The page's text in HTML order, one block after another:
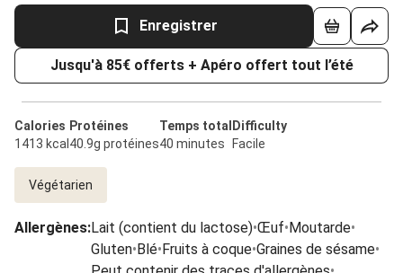
Enregistrer
Jusqu'à 85€ offerts + Apéro offert tout l’été
Calories
1413 kcal
Protéines
40.9g protéines
Temps total
40 minutes
Difficulty
Facile
Végétarien
Allergènes:Lait (contient du lactose)•Œuf•Moutarde•
Gluten•Blé•Fruits à coque•Graines de sésame•